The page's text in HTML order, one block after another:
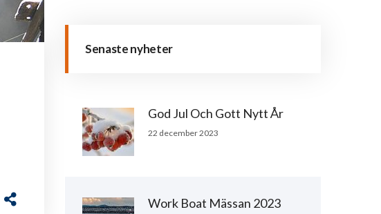
Senaste nyheter
God Jul Och Gott Nytt År
22 december 2023
Work Boat Mässan 2023